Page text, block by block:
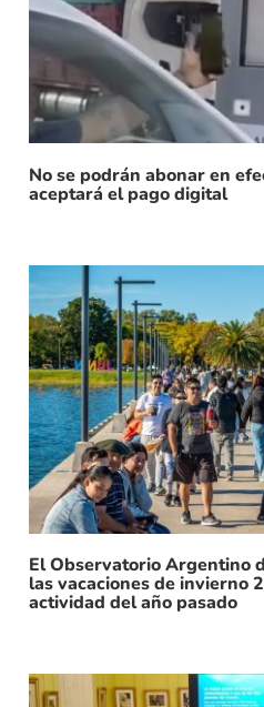
No se podrán abonar en
aceptará el pago digital
El Observatorio Argentino
las vacaciones de invierno
actividad del año pasado